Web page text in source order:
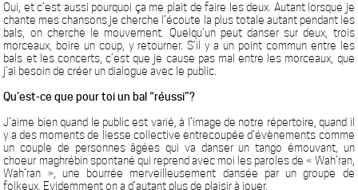
Oui, et c’est aussi pourquoi ça me plait de faire les deux. Autant lorsque je
chante mes chansons je cherche l’écoute la plus totale autant pendant les
bals, on cherche le mouvement. Quelqu’un peut danser sur deux, trois
morceaux, boire un coup, y retourner. S’il y a un point commun entre les
bals et les concerts, c’est que je cause pas mal entre les morceaux, que
j’ai besoin de créer un dialogue avec le public.
Qu’est-ce que pour toi un bal “réussi”?
J’aime bien quand le public est varié, à l’image de notre répertoire, quand il
y a des moments de liesse collective entrecoupée d’évènements comme
un couple de personnes âgées qui va danser un tango émouvant, un
choeur maghrébin spontané qui reprend avec moi les paroles de « Wah’ran,
Wah’ran », une bourrée merveilleusement dansée par un groupe de
folkeux. Evidemment on a d’autant plus de plaisir à jouer.